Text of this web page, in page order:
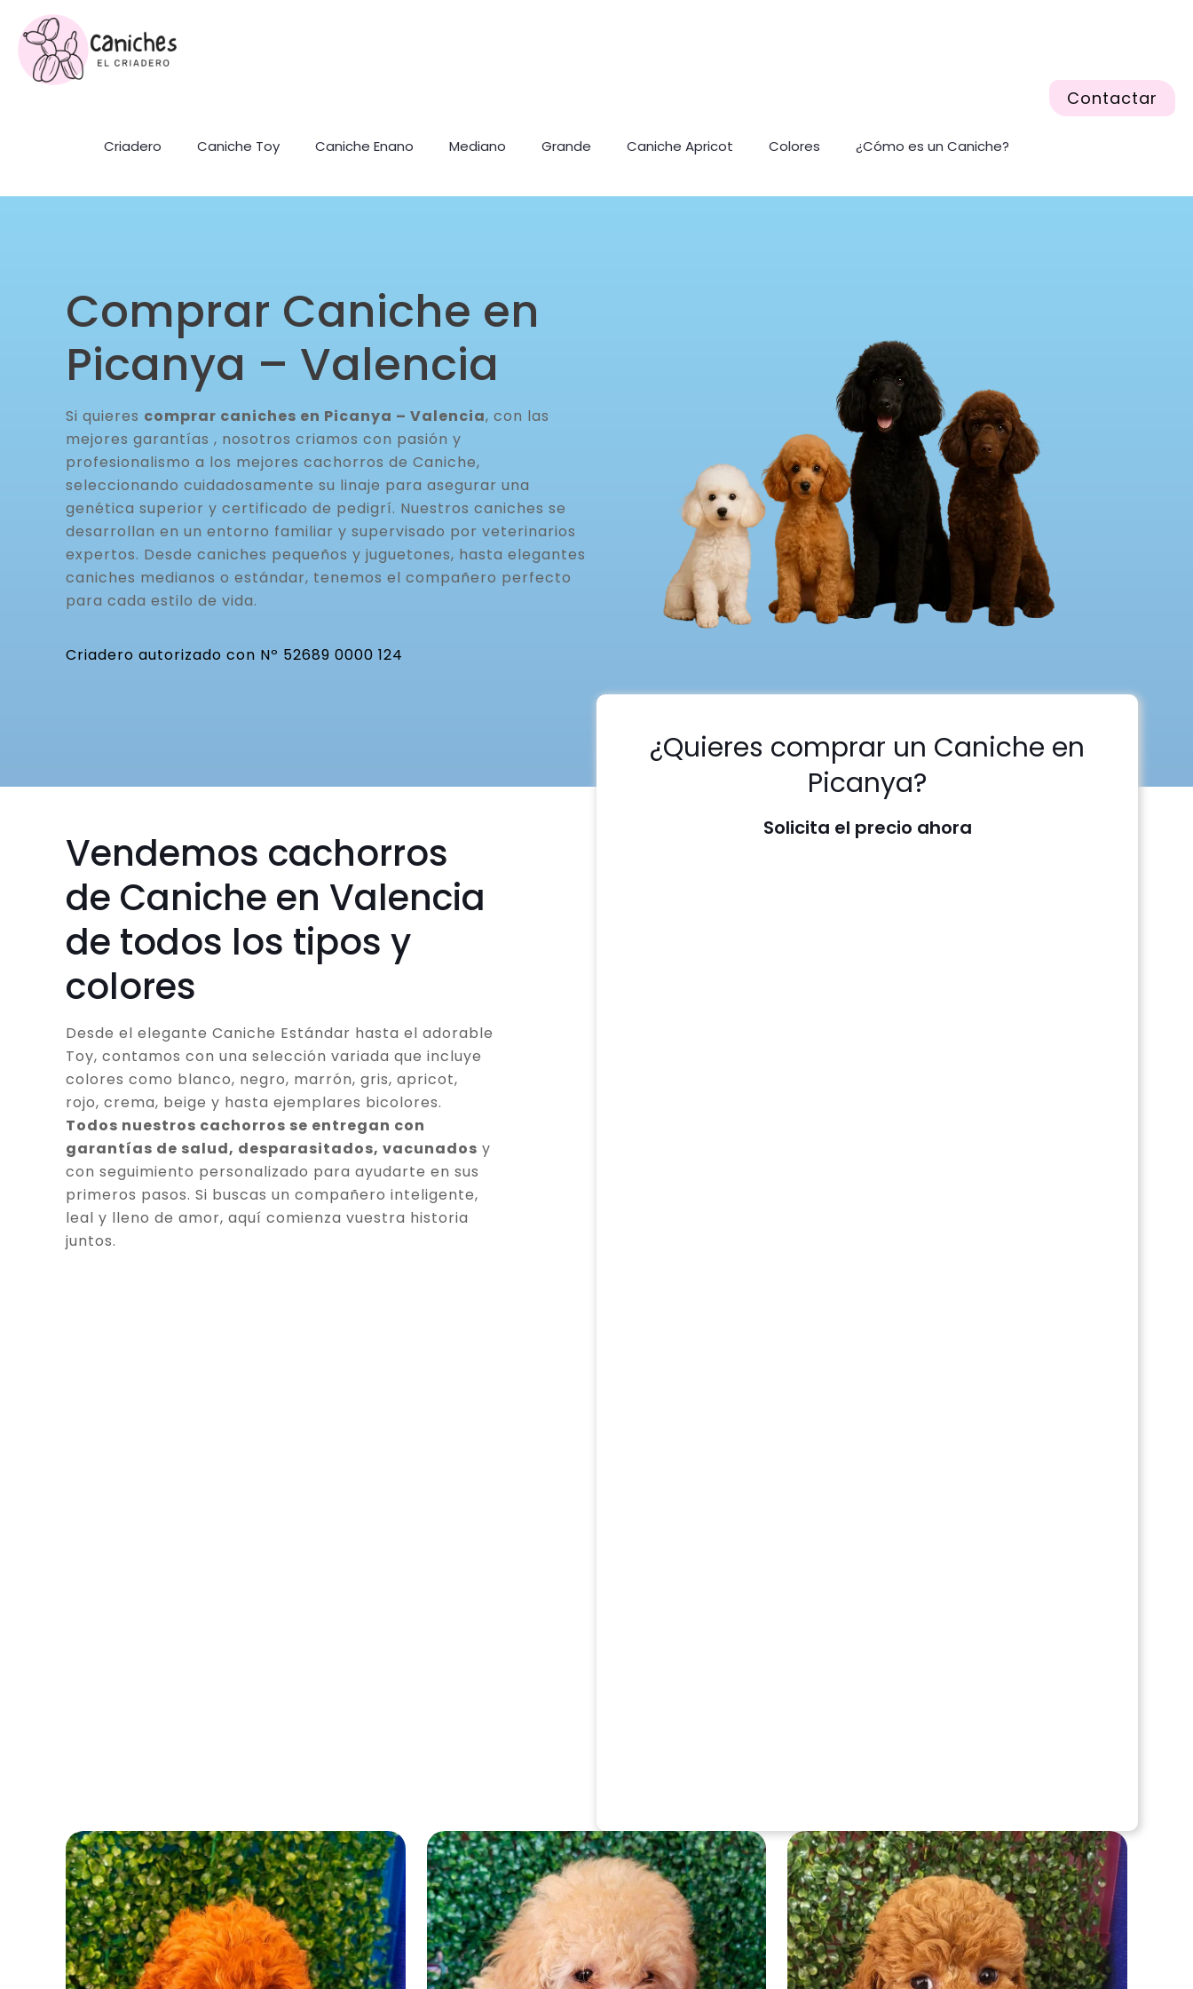
Criadero Caniche Toy Caniche Enano Mediano Grande Caniche Apricot Colores ¿Cómo es un Caniche?
Contactar
Comprar Caniche en
Picanya – Valencia
Si quieres comprar caniches en Picanya – Valencia, con las
mejores garantías , nosotros criamos con pasión y
profesionalismo a los mejores cachorros de Caniche,
seleccionando cuidadosamente su linaje para asegurar una
genética superior y certificado de pedigrí. Nuestros caniches se
desarrollan en un entorno familiar y supervisado por veterinarios
expertos. Desde caniches pequeños y juguetones, hasta elegantes
caniches medianos o estándar, tenemos el compañero perfecto
para cada estilo de vida.
Criadero autorizado con Nº 52689 0000 124
Vendemos cachorros
de Caniche en Valencia
de todos los tipos y
colores
Desde el elegante Caniche Estándar hasta el adorable
Toy, contamos con una selección variada que incluye
colores como blanco, negro, marrón, gris, apricot,
rojo, crema, beige y hasta ejemplares bicolores.
Todos nuestros cachorros se entregan con
garantías de salud, desparasitados, vacunados y
con seguimiento personalizado para ayudarte en sus
primeros pasos. Si buscas un compañero inteligente,
leal y lleno de amor, aquí comienza vuestra historia
juntos.
¿Quieres comprar un Caniche en
Picanya?
Solicita el precio ahora